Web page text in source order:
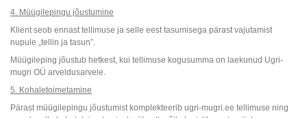
4. Müügilepingu jõustumine
Klient seob ennast tellimuse ja selle eest tasumisega pärast vajutamist
nupule „tellin ja tasun”.
Müügileping jõustub hetkest, kui tellimuse kogusumma on laekunud Ugri-
mugri OÜ arveldusarvele.
5. Kohaletoimetamine
Pärast müügilepingu jõustumist komplekteerib ugri-mugri.ee tellimuse ning